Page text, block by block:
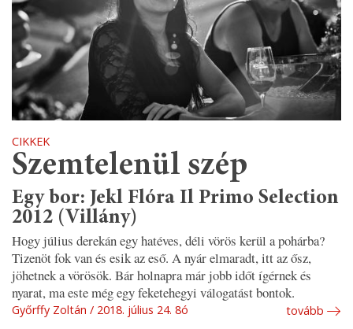
CIKKEK
Szemtelenül szép
Egy bor: Jekl Flóra Il Primo Selection
2012 (Villány)
Hogy július derekán egy hatéves, déli vörös kerül a pohárba?
Tizenöt fok van és esik az eső. A nyár elmaradt, itt az ősz,
jöhetnek a vörösök. Bár holnapra már jobb időt ígérnek és
nyarat, ma este még egy feketehegyi válogatást bontok.
Győrffy Zoltán 2018. július 24. 8ó tovább